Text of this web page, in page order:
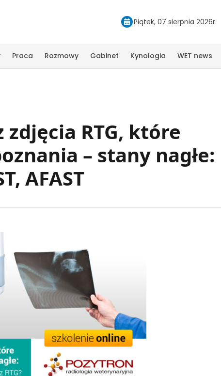
Piątek, 07 sierpnia 2026r.
Praca Rozmowy Gabinet Kynologia WET news
zdjęcia RTG, które
– stany nagłe:
AFAST